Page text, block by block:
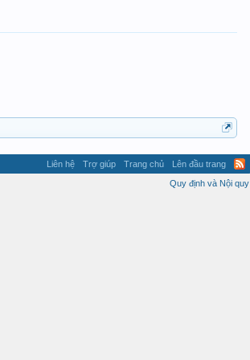
Liên hệ Trợ giúp Trang chủ
Lên đầu trang
Quy định và Nội quy